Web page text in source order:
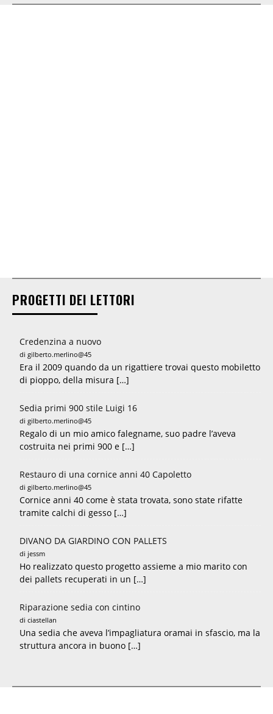
PROGETTI DEI LETTORI
Credenzina a nuovo
di gilberto.merlino@45
Era il 2009 quando da un rigattiere trovai questo mobiletto
di pioppo, della misura […]
Sedia primi 900 stile Luigi 16
di gilberto.merlino@45
Regalo di un mio amico falegname, suo padre l’aveva
costruita nei primi 900 e […]
Restauro di una cornice anni 40 Capoletto
di gilberto.merlino@45
Cornice anni 40 come è stata trovata, sono state rifatte
tramite calchi di gesso […]
DIVANO DA GIARDINO CON PALLETS
di jessm
Ho realizzato questo progetto assieme a mio marito con
dei pallets recuperati in un […]
Riparazione sedia con cintino
di ciastellan
Una sedia che aveva l’impagliatura oramai in sfascio, ma la
struttura ancora in buono […]